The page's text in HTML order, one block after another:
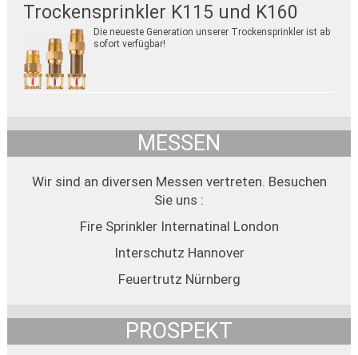
Trockensprinkler K115 und K160
Die neueste Generation unserer Trockensprinkler ist ab
sofort verfügbar!
MESSEN
Wir sind an diversen Messen vertreten. Besuchen
Sie uns :
Fire Sprinkler Internatinal London
Interschutz Hannover
Feuertrutz Nürnberg
PROSPEKT